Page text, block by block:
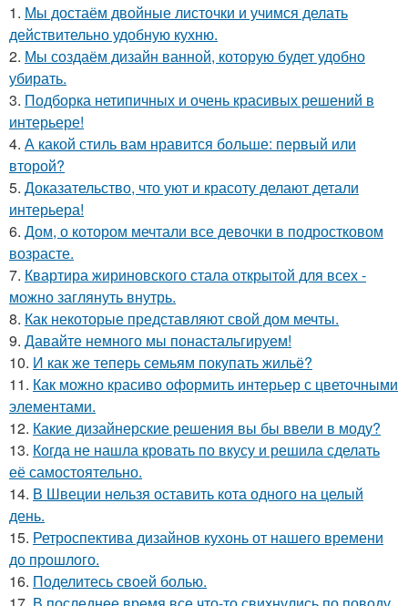
1. Мы достаём двойные листочки и учимся делать
действительно удобную кухню.
2. Мы создаём дизайн ванной, которую будет удобно
убирать.
3. Подборка нетипичных и очень красивых решений в
интерьере!
4. А какой стиль вам нравится больше: первый или
второй?
5. Доказательство, что уют и красоту делают детали
интерьера!
6. Дом, о котором мечтали все девочки в подростковом
возрасте.
7. Квартира жириновского стала открытой для всех -
можно заглянуть внутрь.
8. Как некоторые представляют свой дом мечты.
9. Давайте немного мы понастальгируем!
10. И как же теперь семьям покупать жильё?
11. Как можно красиво оформить интерьер с цветочными
элементами.
12. Какие дизайнерские решения вы бы ввели в моду?
13. Когда не нашла кровать по вкусу и решила сделать
её самостоятельно.
14. В Швеции нельзя оставить кота одного на целый
день.
15. Ретроспектива дизайнов кухонь от нашего времени
до прошлого.
16. Поделитесь своей болью.